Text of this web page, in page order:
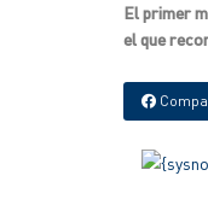
El primer
el que